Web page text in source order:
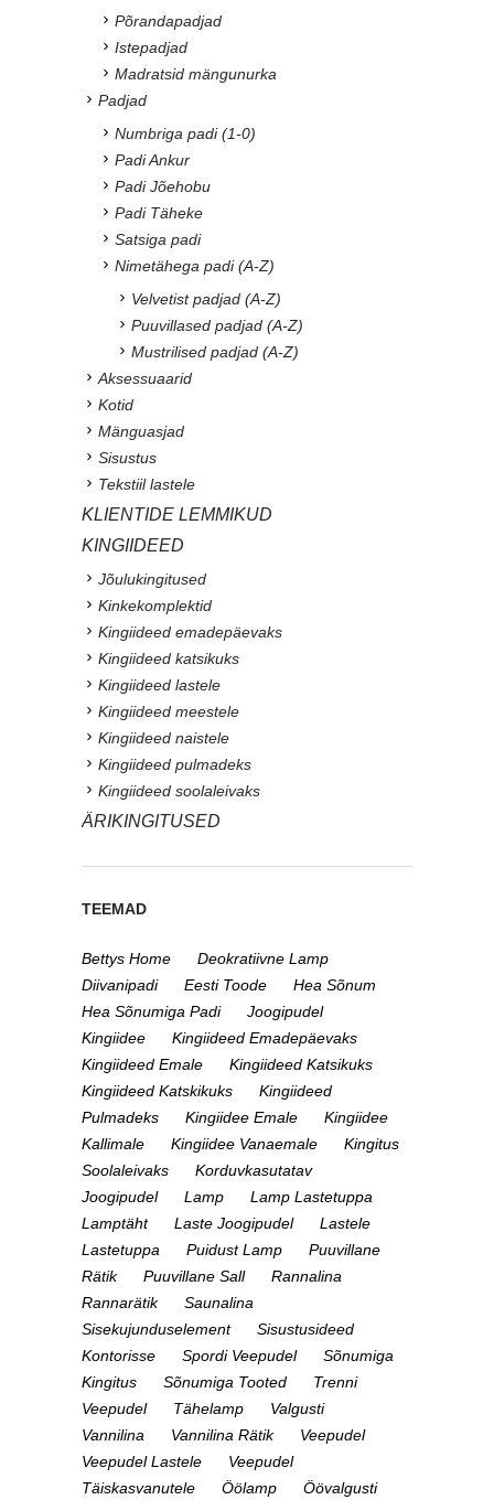
Põrandapadjad
Istepadjad
Madratsid mängunurka
Padjad
Numbriga padi (1-0)
Padi Ankur
Padi Jõehobu
Padi Täheke
Satsiga padi
Nimetähega padi (A-Z)
Velvetist padjad (A-Z)
Puuvillased padjad (A-Z)
Mustrilised padjad (A-Z)
Aksessuaarid
Kotid
Mänguasjad
Sisustus
Tekstiil lastele
KLIENTIDE LEMMIKUD
KINGIIDEED
Jõulukingitused
Kinkekomplektid
Kingiideed emadepäevaks
Kingiideed katsikuks
Kingiideed lastele
Kingiideed meestele
Kingiideed naistele
Kingiideed pulmadeks
Kingiideed soolaleivaks
ÄRIKINGITUSED
TEEMAD
Bettys Home
Deokratiivne Lamp
Diivanipadi
Eesti Toode
Hea Sõnum
Hea Sõnumiga Padi
Joogipudel
Kingiidee
Kingiideed Emadepäevaks
Kingiideed Emale
Kingiideed Katsikuks
Kingiideed Katskikuks
Kingiideed
Pulmadeks
Kingiidee Emale
Kingiidee
Kallimale
Kingiidee Vanaemale
Kingitus
Soolaleivaks
Korduvkasutatav
Joogipudel
Lamp
Lamp Lastetuppa
Lamptäht
Laste Joogipudel
Lastele
Lastetuppa
Puidust Lamp
Puuvillane
Rätik
Puuvillane Sall
Rannalina
Rannarätik
Saunalina
Sisekujunduselement
Sisustusideed
Kontorisse
Spordi Veepudel
Sõnumiga
Kingitus
Sõnumiga Tooted
Trenni
Veepudel
Tähelamp
Valgusti
Vannilina
Vannilina Rätik
Veepudel
Veepudel Lastele
Veepudel
Täiskasvanutele
Öölamp Öövalgusti